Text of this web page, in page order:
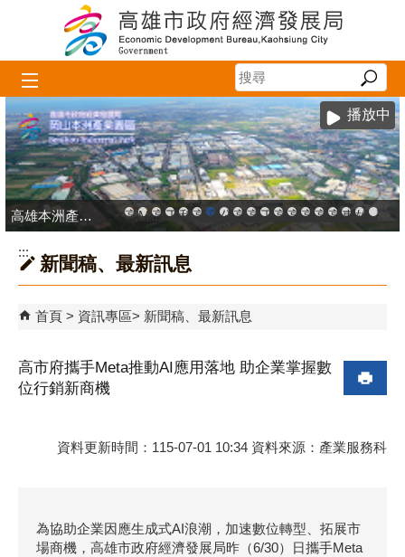
跳到主要內容區塊
播放中
高雄市政府中小企業升級輔導網站
MEGABAY大港創艦
高雄金融科技創新園區
工廠登記線上申辦系統
和發產業園區
高雄工業資訊平台
高雄本洲產業園區服務中心
公司、商業登記主題網
高雄市友善商家
高雄市政府經濟發展局-
工業管線防災教育資
高雄市綠能管理資
高雄市綠能管理
高雄淨零商轉
高雄招商網
高雄會展網
專刊『雄
雄心高
「我
高雄本洲產業園區服務中心
:::
新聞稿、最新訊息
首頁 資訊專區 新聞稿、最新訊息
高市府攜手Meta推動AI應用落地 助企業掌握數
位行銷新商機
資料更新時間：115-07-01 10:34 資料來源：產業服務科
為協助企業因應生成式AI浪潮，加速數位轉型、拓展市
場商機，高雄市政府經濟發展局昨（6/30）日攜手Meta